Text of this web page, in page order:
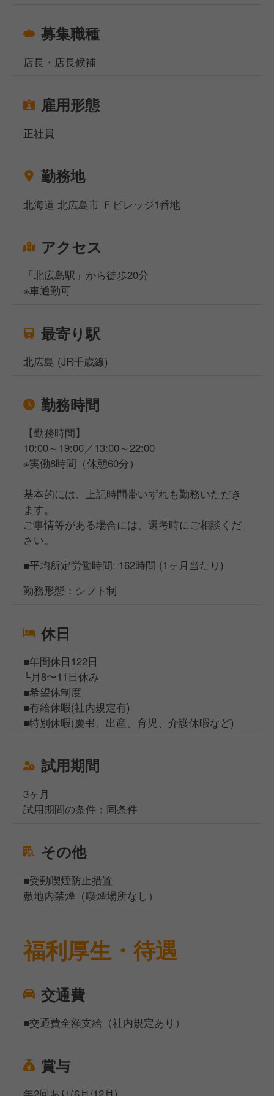
募集職種
店長・店長候補
雇用形態
正社員
勤務地
北海道 北広島市 Ｆビレッジ1番地
アクセス
「北広島駅」から徒歩20分
※車通勤可
最寄り駅
北広島 (JR千歳線)
勤務時間
【勤務時間】
10:00～19:00／13:00～22:00
※実働8時間（休憩60分）
基本的には、上記時間帯いずれも勤務いただき
ます。
ご事情等がある場合には、選考時にご相談くだ
さい。
■平均所定労働時間: 162時間 (1ヶ月当たり)
勤務形態：シフト制
休日
■年間休日122日
└月8〜11日休み
■希望休制度
■有給休暇(社内規定有)
■特別休暇(慶弔、出産、育児、介護休暇など)
試用期間
3ヶ月
試用期間の条件：同条件
その他
■受動喫煙防止措置
敷地内禁煙（喫煙場所なし）
福利厚生・待遇
交通費
■交通費全額支給（社内規定あり）
賞与